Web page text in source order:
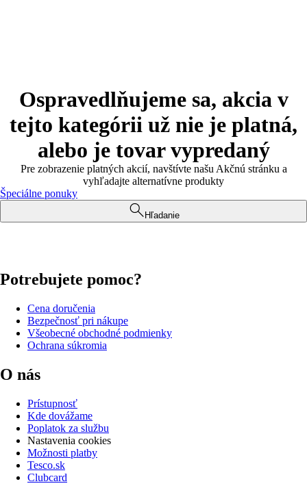
Ospravedlňujeme sa, akcia v
tejto kategórii už nie je platná,
alebo je tovar vypredaný
Pre zobrazenie platných akcií, navštívte našu Akčnú stránku a
vyhľadajte alternatívne produkty
Špeciálne ponuky
Hľadanie
Potrebujete pomoc?
Cena doručenia
Bezpečnosť pri nákupe
Všeobecné obchodné podmienky
Ochrana súkromia
O nás
Prístupnosť
Kde dovážame
Poplatok za službu
Nastavenia cookies
Možnosti platby
Tesco.sk
Clubcard